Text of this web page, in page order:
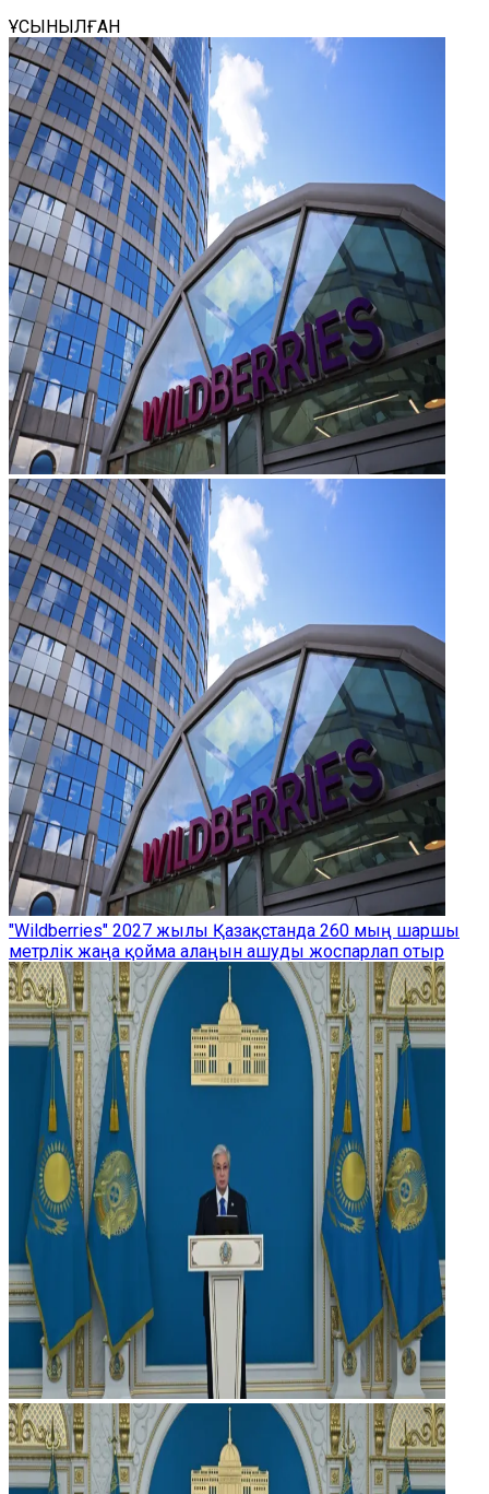
ҰСЫНЫЛҒАН
"Wildberries" 2027 жылы Қазақстанда 260 мың шаршы
метрлік жаңа қойма алаңын ашуды жоспарлап отыр